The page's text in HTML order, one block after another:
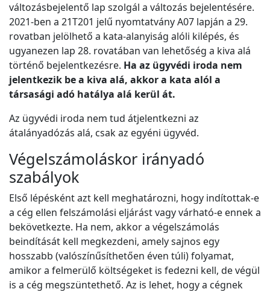
változásbejelentő lap szolgál a változás bejelentésére.
2021-ben a 21T201 jelű nyomtatvány A07 lapján a 29.
rovatban jelölhető a kata-alanyiság alóli kilépés, és
ugyanezen lap 28. rovatában van lehetőség a kiva alá
történő bejelentkezésre. Ha az ügyvédi iroda nem
jelentkezik be a kiva alá, akkor a kata alól a
társasági adó hatálya alá kerül át.
Az ügyvédi iroda nem tud átjelentkezni az
átalányadózás alá, csak az egyéni ügyvéd.
Végelszámoláskor irányadó
szabályok
Első lépésként azt kell meghatározni, hogy indítottak-e
a cég ellen felszámolási eljárást vagy várható-e ennek a
bekövetkezte. Ha nem, akkor a végelszámolás
beindítását kell megkezdeni, amely sajnos egy
hosszabb (valószínűsíthetően éven túli) folyamat,
amikor a felmerülő költségeket is fedezni kell, de végül
is a cég megszüntethető. Az is lehet, hogy a cégnek